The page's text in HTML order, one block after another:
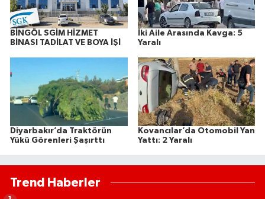
BİNGÖL SGİM HİZMET
BİNASI TADİLAT VE BOYA İŞİ
İki Aile Arasında Kavga: 5
Yaralı
Diyarbakır’da Traktörün
Yükü Görenleri Şaşırttı
Kovancılar’da Otomobil Yan
Yattı: 2 Yaralı
Trend Haberler